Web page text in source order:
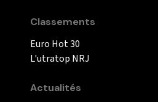
Classements
Euro Hot 30
L'utratop NRJ
Actualités